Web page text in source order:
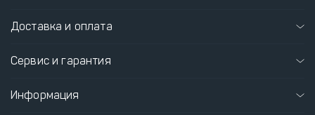
Доставка и оплата
Сервис и гарантия
Информация